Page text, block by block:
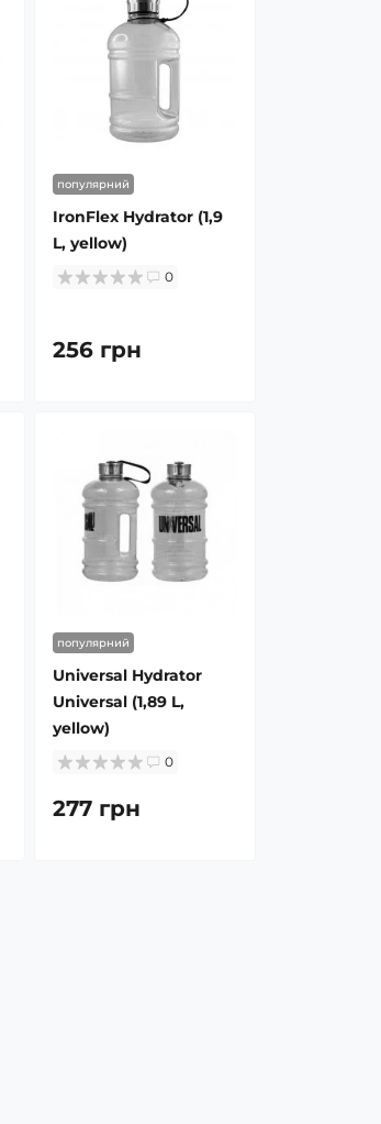
популярний
IronFlex Hydrator (1,9
L, yellow)
0
256 грн
популярний
Universal Hydrator
Universal (1,89 L,
yellow)
0
277 грн